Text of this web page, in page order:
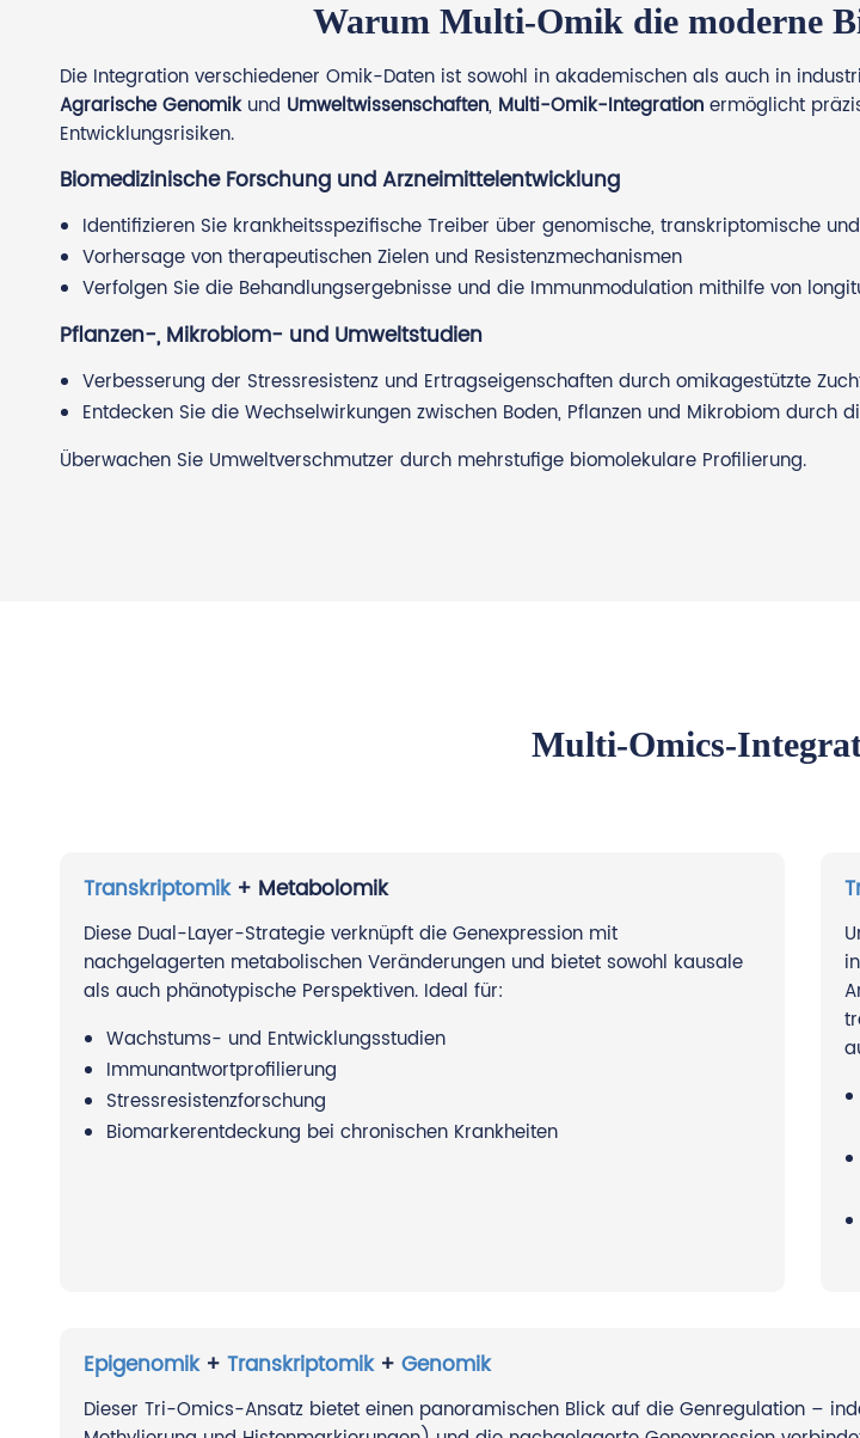
Warum Multi-Omik die moderne
Die Integration verschiedener Omik-Daten ist sowohl in akademischen als auch in
Agrarische Genomikund Umweltwissenschaften, Multi-Omik-Integration ermöglicht
Entwicklungsrisiken.
Biomedizinische Forschung und Arzneimittelentwicklung
Identifizieren Sie krankheitsspezifische Treiber über genomische, transkriptomische
Vorhersage von therapeutischen Zielen und Resistenzmechanismen
Verfolgen Sie die Behandlungsergebnisse und die Immunmodulation mithilfe von
Pflanzen-, Mikrobiom- und Umweltstudien
Verbesserung der Stressresistenz und Ertragseigenschaften durch omikagestützte
Entdecken Sie die Wechselwirkungen zwischen Boden, Pflanzen und Mikrobiom
Überwachen Sie Umweltverschmutzer durch mehrstufige biomolekulare Profilierung.
Multi-Omics-
Transkriptomik+ Metabolomik
Diese Dual-Layer-Strategie verknüpft die Genexpression mit
nachgelagerten metabolischen Veränderungen und bietet sowohl kausale
als auch phänotypische Perspektiven. Ideal für:
Wachstums- und Entwicklungsstudien
Immunantwortprofilierung
Stressresistenzforschung
Biomarkerentdeckung bei chronischen Krankheiten
Epigenomik+ Transkriptomik+ Genomik
Dieser Tri-Omics-Ansatz bietet einen panoramischen Blick auf die Genregulation –